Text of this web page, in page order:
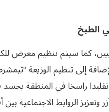
الطبخ
كما سيتم تنظيم معرض
إلى تنظيم الوزيعة
راسخا في المنطقة
وتعزيز الروابط الاجتماعية